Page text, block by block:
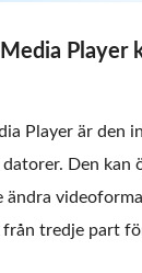
Player
Player är den
Den kan
ändra
tredje part